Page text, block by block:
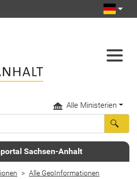
Alle Ministerien
Sachsen-Anhalt
Alle GeoInformationen